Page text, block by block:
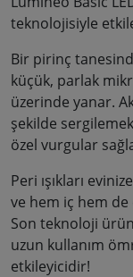
teknolojisiyle
Bir pirinç
küçük, parlak
üzerinde yanar.
şekilde
özel vurgular
Peri ışıkları
ve hem iç hem de
Son teknoloji
uzun kullanım
etkileyicidir!